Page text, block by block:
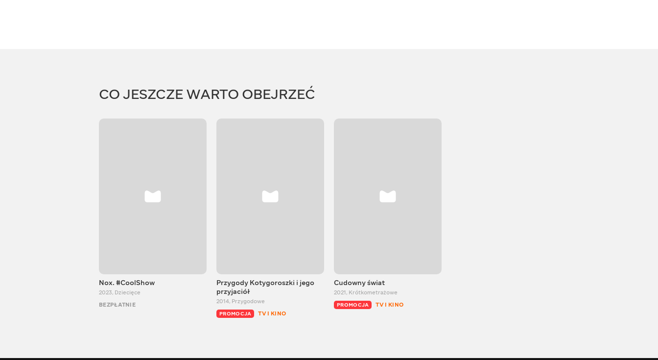
CO JESZCZE WARTO OBEJRZEĆ
Nox. #CoolShow
2023, Dziecięce
BEZPŁATNIE
Przygody Kotygoroszki i jego
przyjaciół
2014, Przygodowe
PROMOCJA TV I KINO
Cudowny świat
2021, Krótkometrażowe
PROMOCJA TV I KINO